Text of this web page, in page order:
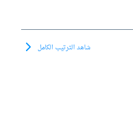
شاهد الترتيب الكامل